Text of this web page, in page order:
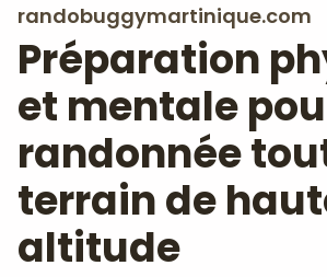
randobuggymartinique.com
Préparation
et mentale
randonnée
terrain de
altitude